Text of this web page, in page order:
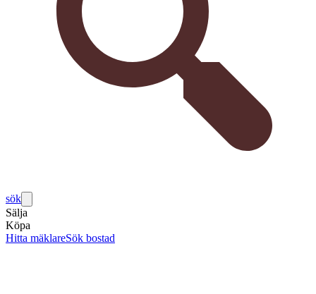
sök
Sälja
Köpa
Hitta mäklareSök bostad